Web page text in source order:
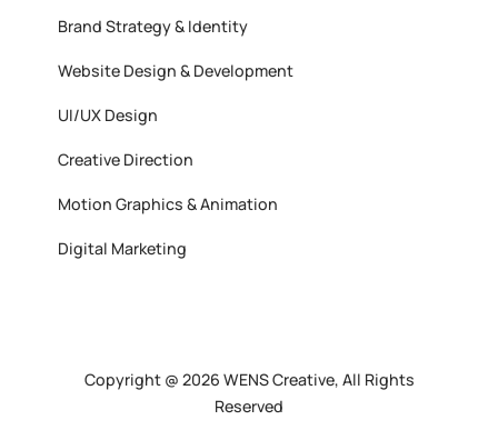
Brand Strategy & Identity
Website Design & Development
UI/UX Design
Creative Direction
Motion Graphics & Animation
Digital Marketing
Copyright @ 2026 WENS Creative, All Rights
Reserved